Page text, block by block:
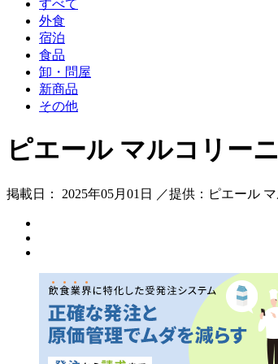
すべて
外食
宿泊
食品
卸・問屋
新商品
その他
ピエール マルコリー
掲載日： 2025年05月01日 ／提供：ピエール